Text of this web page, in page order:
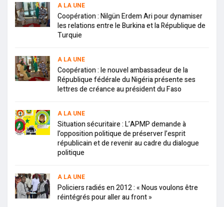
A LA UNE
Coopération : Nilgün Erdem Ari pour dynamiser
les relations entre le Burkina et la République de
Turquie
A LA UNE
Coopération : le nouvel ambassadeur de la
République fédérale du Nigéria présente ses
lettres de créance au président du Faso
A LA UNE
Situation sécuritaire : L’APMP demande à
l’opposition politique de préserver l’esprit
républicain et de revenir au cadre du dialogue
politique
A LA UNE
Policiers radiés en 2012 : « Nous voulons être
réintégrés pour aller au front »